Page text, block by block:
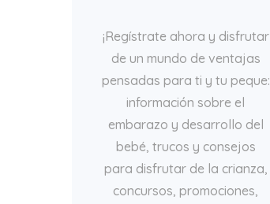
¡Regístrate ahora y disfrutar
de un mundo de ventajas
pensadas para ti y tu peque:
información sobre el
embarazo y desarrollo del
bebé, trucos y consejos
para disfrutar de la crianza,
concursos, promociones,